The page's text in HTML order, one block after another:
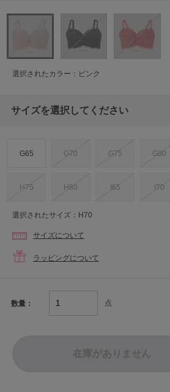
選択されたカラー：ピンク
サイズを選択してください
G65 G70 G75 G80
H75 H80 I65 I70
選択されたサイズ：H70
サイズについて
ラッピングについて
数量： 点
在庫がありません